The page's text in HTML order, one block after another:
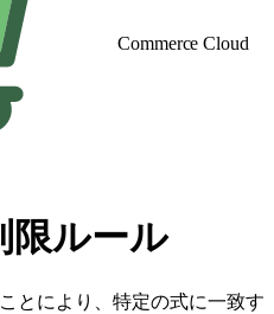
Commerce Cloud
限ルール
とにより、特定の式に一致す